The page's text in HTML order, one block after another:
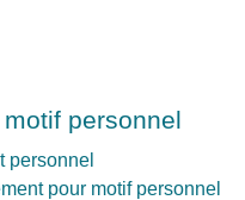
personnel
personnel
pour motif personnel